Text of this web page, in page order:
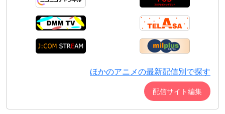
ほかのアニメの最新配信別で探す
配信サイト編集